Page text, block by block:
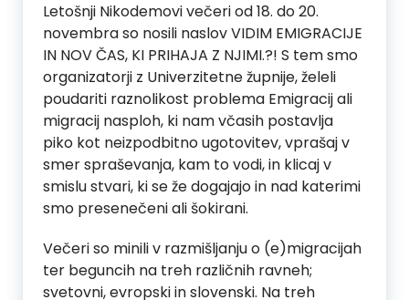
Letošnji Nikodemovi večeri od 18. do 20.
novembra so nosili naslov VIDIM EMIGRACIJE
IN NOV ČAS, KI PRIHAJA Z NJIMI.?! S tem smo
organizatorji z Univerzitetne župnije, želeli
poudariti raznolikost problema Emigracij ali
migracij nasploh, ki nam včasih postavlja
piko kot neizpodbitno ugotovitev, vprašaj v
smer spraševanja, kam to vodi, in klicaj v
smislu stvari, ki se že dogajajo in nad katerimi
smo presenečeni ali šokirani.
Večeri so minili v razmišljanju o (e)migracijah
ter beguncih na treh različnih ravneh;
svetovni, evropski in slovenski. Na treh